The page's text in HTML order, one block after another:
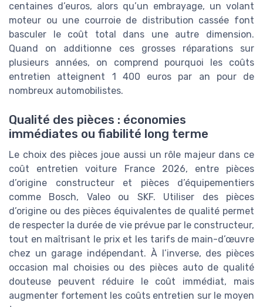
centaines d’euros, alors qu’un embrayage, un volant
moteur ou une courroie de distribution cassée font
basculer le coût total dans une autre dimension.
Quand on additionne ces grosses réparations sur
plusieurs années, on comprend pourquoi les coûts
entretien atteignent 1 400 euros par an pour de
nombreux automobilistes.
Qualité des pièces : économies
immédiates ou fiabilité long terme
Le choix des pièces joue aussi un rôle majeur dans ce
coût entretien voiture France 2026, entre pièces
d’origine constructeur et pièces d’équipementiers
comme Bosch, Valeo ou SKF. Utiliser des pièces
d’origine ou des pièces équivalentes de qualité permet
de respecter la durée de vie prévue par le constructeur,
tout en maîtrisant le prix et les tarifs de main-d’œuvre
chez un garage indépendant. À l’inverse, des pièces
occasion mal choisies ou des pièces auto de qualité
douteuse peuvent réduire le coût immédiat, mais
augmenter fortement les coûts entretien sur le moyen